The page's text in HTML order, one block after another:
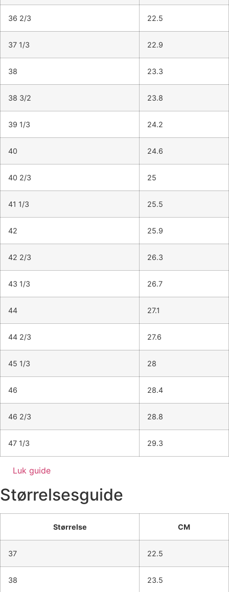
36 2/3 22.5
37 1/3 22.9
38 23.3
38 3/2 23.8
39 1/3 24.2
40 24.6
40 2/3 25
41 1/3 25.5
42 25.9
42 2/3 26.3
43 1/3 26.7
44 27.1
44 2/3 27.6
45 1/3 28
46 28.4
46 2/3 28.8
47 1/3 29.3
Luk guide
Størrelsesguide
Størrelse CM
37 22.5
38 23.5